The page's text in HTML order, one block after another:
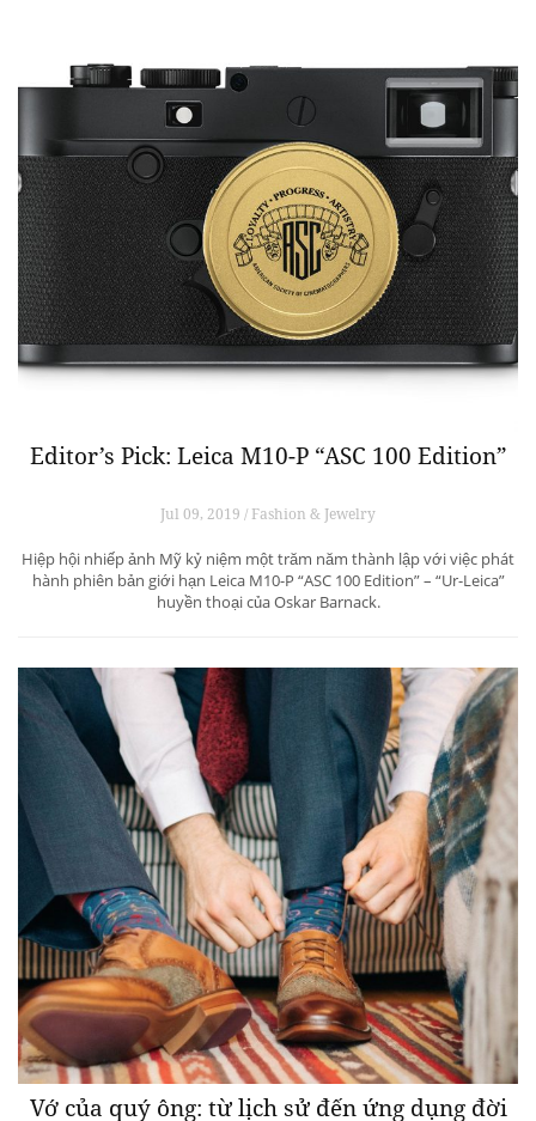
Editor’s Pick: Leica M10-P “ASC 100 Edition”
Jul 09, 2019 / Fashion & Jewelry
Hiệp hội nhiếp ảnh Mỹ kỷ niệm một trăm năm thành lập với việc phát
hành phiên bản giới hạn Leica M10-P “ASC 100 Edition” – “Ur-Leica”
huyền thoại của Oskar Barnack.
Vớ của quý ông: từ lịch sử đến ứng dụng đời